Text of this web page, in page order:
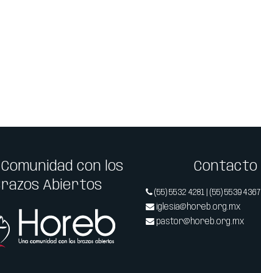
con los
Abiertos
Contacto
(55) 5532 4281 | (55) 5539 4367
iglesia@horeb.org.mx
pastor@horeb.org.mx